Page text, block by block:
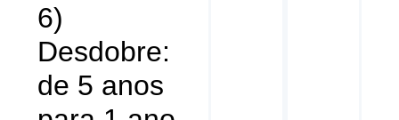
6)
Desdobre:
de 5 anos